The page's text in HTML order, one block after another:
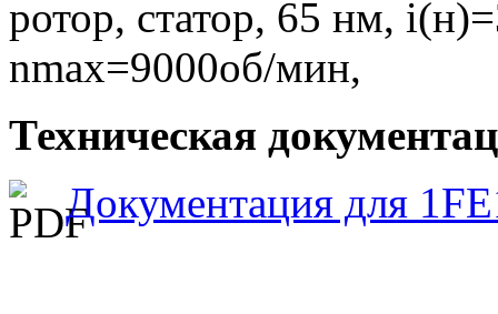
ротор, статор, 65 нм,
nmax=9000об/мин,
Техническая
Документация для